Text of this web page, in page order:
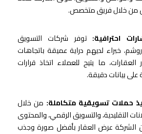
من خلال فريق متخصص.
احترافية: توفر شركات التسويق
خبراء لديهم دراية عميقة باتجاهات
ما يتيح للعملاء اتخاذ قرارات
بيانات دقيقة.
حملات تسويقية متكاملة: من خلال
التقليدية، والتسويق الرقمي، والمحتوى
الشركة عرض العقار بأفضل صورة وجذب